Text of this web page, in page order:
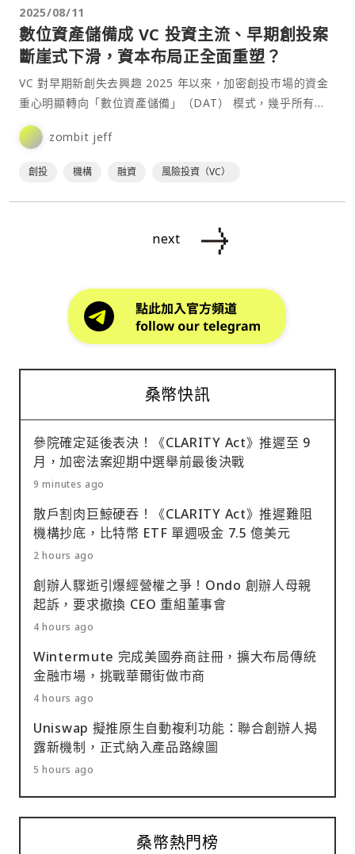
2025/08/11
數位資產儲備成 VC 投資主流、早期創投案
斷崖式下滑，資本布局正全面重塑？
VC 對早期新創失去興趣 2025 年以來，加密創投市場的資金
重心明顯轉向「數位資產儲備」（DAT） 模式，幾乎所有
大⋯
zombit jeff
創投 機構 融資 風險投資（VC）
next
桑幣快訊
參院確定延後表決！《CLARITY Act》推遲至 9
月，加密法案迎期中選舉前最後決戰
9 minutes ago
散戶割肉巨鯨硬吞！《CLARITY Act》推遲難阻
機構抄底，比特幣 ETF 單週吸金 7.5 億美元
2 hours ago
創辦人驟逝引爆經營權之爭！Ondo 創辦人母親
起訴，要求撤換 CEO 重組董事會
4 hours ago
Wintermute 完成美國券商註冊，擴大布局傳統
金融市場，挑戰華爾街做市商
4 hours ago
Uniswap 擬推原生自動複利功能：聯合創辦人揭
露新機制，正式納入產品路線圖
5 hours ago
桑幣熱門榜